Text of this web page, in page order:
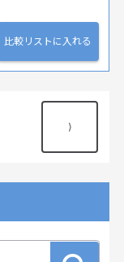
比較リストに入れる
⟩